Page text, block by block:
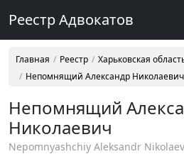
Реестр Адвокатов
Главная Реестр Харьковская
Непомнящий Александр Николаевич
Непомнящий
Николаевич
Nepomnyashchiy Aleksandr